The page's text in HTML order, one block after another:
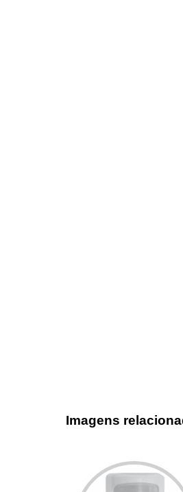
Imagens